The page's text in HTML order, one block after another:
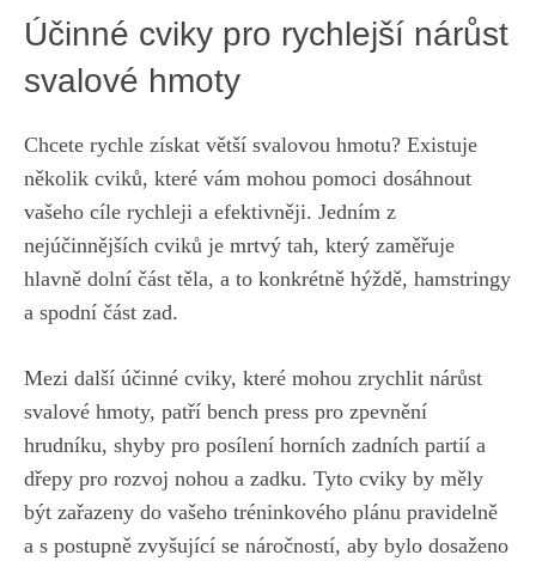
Účinné cviky pro rychlejší nárůst
svalové hmoty
Chcete rychle získat větší svalovou hmotu? Existuje
několik cviků, které vám mohou pomoci dosáhnout
vašeho cíle rychleji a efektivněji. Jedním z
nejúčinnějších cviků je mrtvý tah, který zaměřuje
hlavně dolní část těla, a to konkrétně hýždě, hamstringy
a spodní část zad.
Mezi další účinné cviky, které mohou zrychlit nárůst
svalové hmoty, patří bench press pro zpevnění
hrudníku, shyby pro posílení horních zadních partií a
dřepy pro rozvoj nohou a zadku. Tyto cviky by měly
být zařazeny do vašeho tréninkového plánu pravidelně
a s postupně zvyšující se náročností, aby bylo dosaženo